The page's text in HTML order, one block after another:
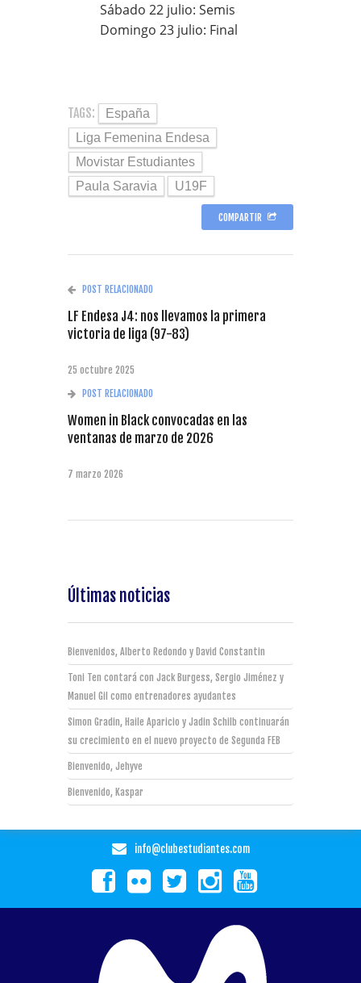
Sábado 22 julio: Semis
Domingo 23 julio: Final
TAGS:
España
Liga Femenina Endesa
Movistar Estudiantes
Paula Saravia
U19F
COMPARTIR
POST RELACIONADO
LF Endesa J4: nos llevamos la primera
victoria de liga (97-83)
25 octubre 2025
POST RELACIONADO
Women in Black convocadas en las
ventanas de marzo de 2026
7 marzo 2026
Últimas noticias
Bienvenidos, Alberto Redondo y David Constantin
Toni Ten contará con Jack Burgess, Sergio Jiménez y
Manuel Gil como entrenadores ayudantes
Simon Gradin, Haile Aparicio y Jadin Schilb continuarán
su crecimiento en el nuevo proyecto de Segunda FEB
Bienvenido, Jehyve
Bienvenido, Kaspar
info@clubestudiantes.com